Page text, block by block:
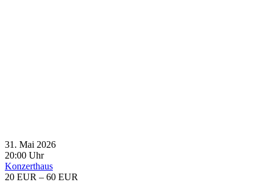
31. Mai 2026
20:00 Uhr
Konzerthaus
20 EUR – 60 EUR